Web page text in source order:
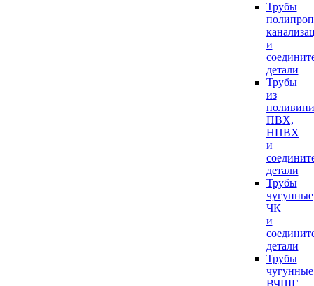
Трубы
и
детали
Трубы
из
ПВХ,
НПВХ
и
детали
Трубы
чугунные
ЧК
и
детали
Трубы
чугунные
ВЧШГ